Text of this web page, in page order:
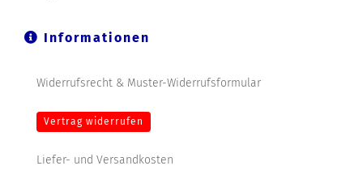
Informationen
Widerrufsrecht & Muster-Widerrufsformular
Vertrag widerrufen
Liefer- und Versandkosten